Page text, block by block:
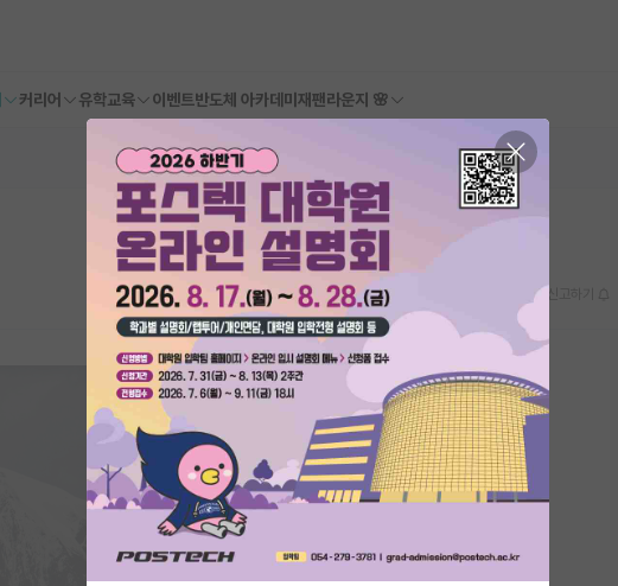
커리어 유학교육 이벤트반도체 아카데미 재팬라운지 🌸